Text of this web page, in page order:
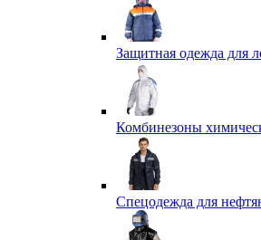
Защитная одежда для
Комбинезоны
Спецодежда для